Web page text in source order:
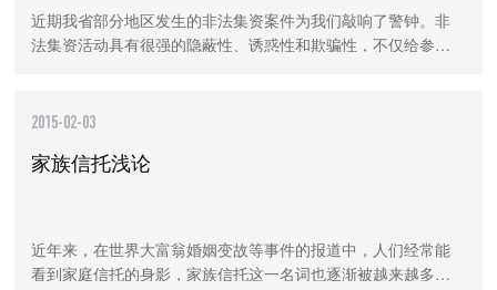
近期我省部分地区发生的非法集资案件为我们敲响了警钟。非
法集资活动具有很强的隐蔽性、诱惑性和欺骗性，不仅给参与
2015-02-03
家族信托浅论
近年来，在世界大富翁婚姻变故等事件的报道中，人们经常能
看到家庭信托的身影，家族信托这一名词也逐渐被越来越多的